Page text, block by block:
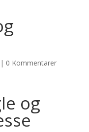
0 Kommentarer
og